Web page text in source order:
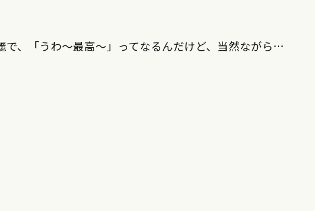
で、「うわ～最高～」ってなるんだけど、当然ながら…